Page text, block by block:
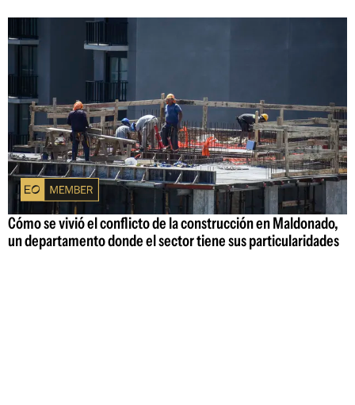
Cómo se vivió el conflicto de la construcción en Maldonado,
un departamento donde el sector tiene sus particularidades